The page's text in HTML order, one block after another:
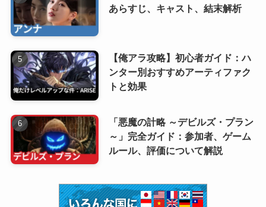
あらすじ、キャスト、結末解析
【俺アラ攻略】初心者ガイド：ハ
ンター別おすすめアーティファク
トと効果
「悪魔の計略 ～デビルズ・プラン
～」完全ガイド：参加者、ゲーム
ルール、評価について解説